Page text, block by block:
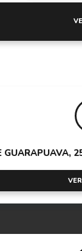
GUARAPUAVA,